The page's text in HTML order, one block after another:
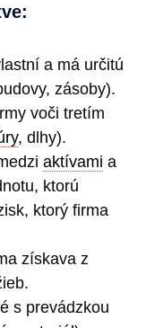
a má určitú
zásoby).
voči tretím
, dlhy).
aktívami a
ktorú
ktorý firma
získava z
s prevádzkou